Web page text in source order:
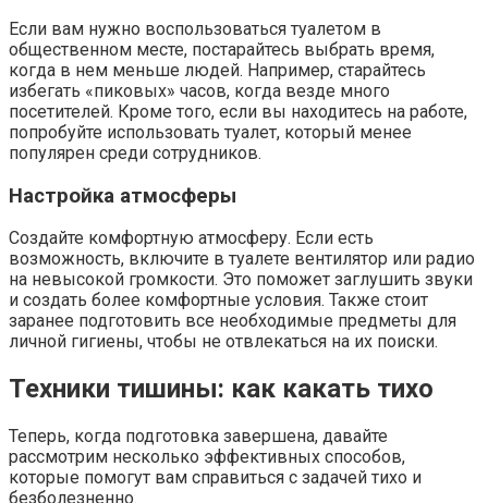
Если вам нужно воспользоваться туалетом в
общественном месте, постарайтесь выбрать время,
когда в нем меньше людей. Например, старайтесь
избегать «пиковых» часов, когда везде много
посетителей. Кроме того, если вы находитесь на работе,
попробуйте использовать туалет, который менее
популярен среди сотрудников.
Настройка атмосферы
Создайте комфортную атмосферу. Если есть
возможность, включите в туалете вентилятор или радио
на невысокой громкости. Это поможет заглушить звуки
и создать более комфортные условия. Также стоит
заранее подготовить все необходимые предметы для
личной гигиены, чтобы не отвлекаться на их поиски.
Техники тишины: как какать тихо
Теперь, когда подготовка завершена, давайте
рассмотрим несколько эффективных способов,
которые помогут вам справиться с задачей тихо и
безболезненно.